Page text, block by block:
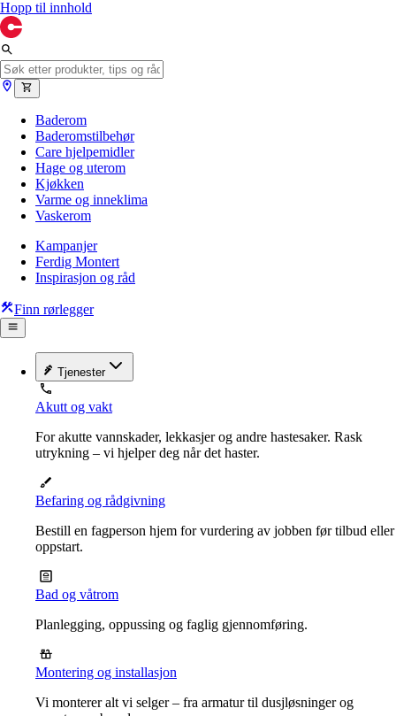
Hopp til innhold
Baderom
Baderomstilbehør
Care hjelpemidler
Hage og uterom
Kjøkken
Varme og inneklima
Vaskerom
Kampanjer
Ferdig Montert
Inspirasjon og råd
Finn rørlegger
Tjenester
Akutt og vakt
For akutte vannskader, lekkasjer og andre hastesaker. Rask
utrykning – vi hjelper deg når det haster.
Befaring og rådgivning
Bestill en fagperson hjem for vurdering av jobben før tilbud eller
oppstart.
Bad og våtrom
Planlegging, oppussing og faglig gjennomføring.
Montering og installasjon
Vi monterer alt vi selger – fra armatur til dusjløsninger og